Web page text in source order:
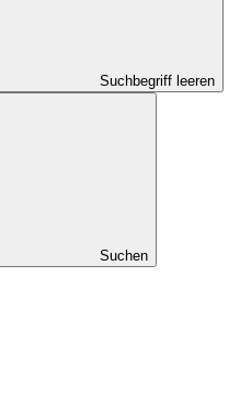
Suchbegriff leeren
Suchen